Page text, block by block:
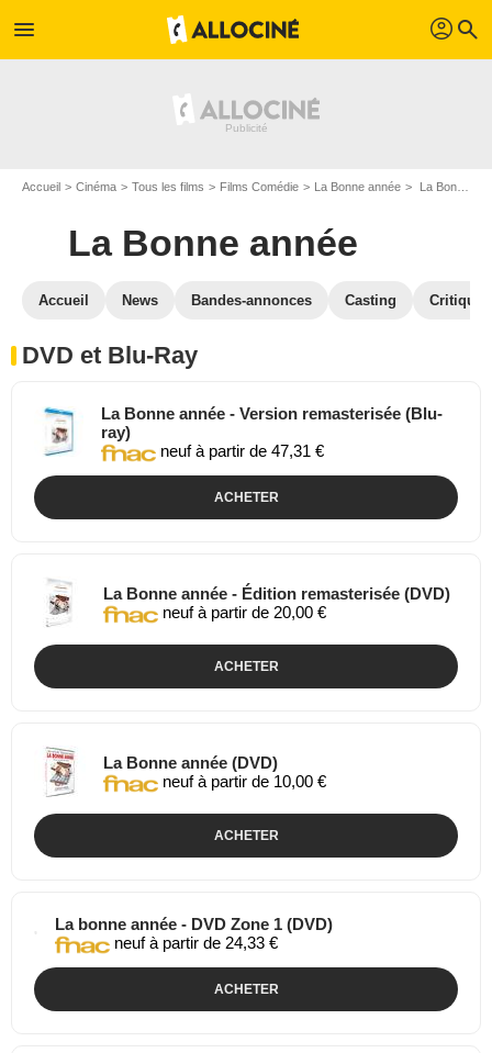
menu profil search
Accueil Cinéma Tous les films Films Comédie La Bonne année La Bonne année en DVD Blu Ray
La Bonne année
Accueil News Bandes-annonces Casting
DVD et Blu-Ray
La Bonne année - Version remasterisée (Blu-
ray)
neuf à partir de 47,31 €
ACHETER
La Bonne année - Édition remasterisée (DVD)
neuf à partir de 20,00 €
ACHETER
La Bonne année (DVD)
neuf à partir de 10,00 €
ACHETER
La bonne année - DVD Zone 1 (DVD)
neuf à partir de 24,33 €
ACHETER